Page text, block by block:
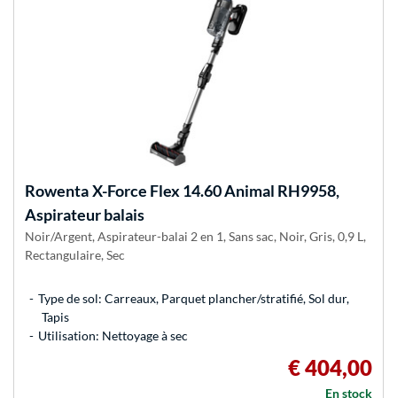
RowentaX-Force Flex 14.60 Animal RH9958,
Aspirateur balais
Noir/Argent, Aspirateur-balai 2 en 1, Sans sac, Noir, Gris, 0,9 L,
Rectangulaire, Sec
Type de sol: Carreaux, Parquet plancher/stratifié, Sol dur,
Tapis
Utilisation: Nettoyage à sec
€ 404,00
En stock